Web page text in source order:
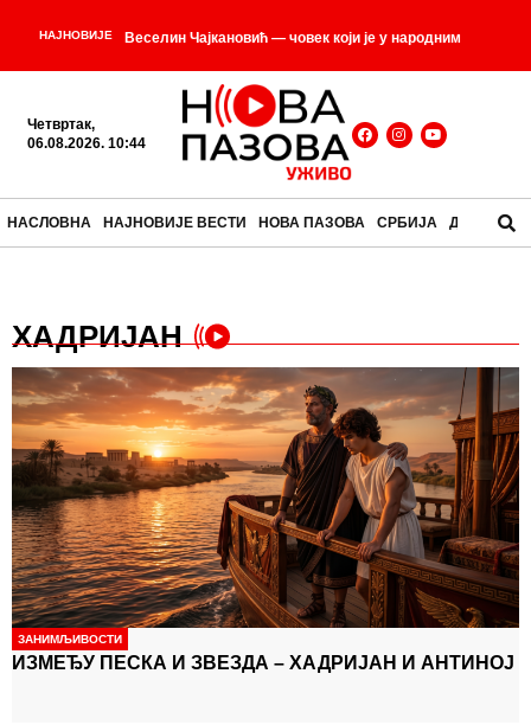
НАЈНОВИЈЕ Веселин Чајкановић — човек који је у народним
причама тражио остатке старих богова
ЕПАРХИЈА БУДИМЉАНСКО-НИКШИЋКА ДУБОКО
-
УПРАВО ОГЛАСИО: Председник послао моћну
поруку свом народу - Вучић данас са учесницима
кампа „Србија те зове 2026“ - Средњи курс динара
за евро данас 117,3726, за долар 101,6213 -
Четвртак,
06.08.2026. 10:44
НАСЛОВНА НАЈНОВИЈЕ ВЕСТИ НОВА ПАЗОВА СРБИЈА ДРУШТВО
ХАДРИЈАН
ЗАНИМЉИВОСТИ
ИЗМЕЂУ ПЕСКА И ЗВЕЗДА – ХАДРИЈАН И АНТИНОЈ